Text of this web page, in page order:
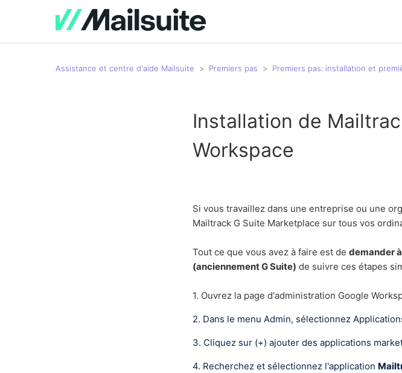
Assistance et centre d'aide Mailsuite Premiers pas Premiers pas: installation et
Installation de
Workspace
Si vous travaillez dans une entreprise ou une
Mailtrack G Suite Marketplace sur tous vos
Tout ce que vous avez à faire est dedemander
(anciennement G Suite) de suivre ces étapes
1. Ouvrez la page d'administration Google
2. Dans le menu Admin, sélectionnez
3. Cliquez sur (+) ajouter des applications
4. Recherchez et sélectionnez l'application